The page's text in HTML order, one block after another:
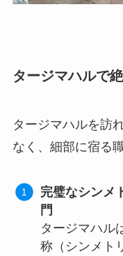
タージマハルで
タージマハルを訪
なく、細部に宿る
完璧なシンメ
門
タージマハル
称（シンメト